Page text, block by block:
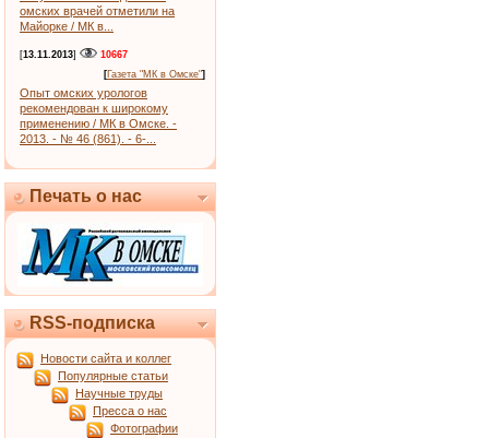
омских врачей отметили на
Майорке / МК в...
[13.11.2013]
10667
[Газета "МК в Омске"]
Опыт омских урологов
рекомендован к широкому
применению / МК в Омске. -
2013. - № 46 (861). - 6-...
Печать о нас
RSS-подписка
Новости сайта и коллег
Популярные статьи
Научные труды
Пресса о нас
Фотографии